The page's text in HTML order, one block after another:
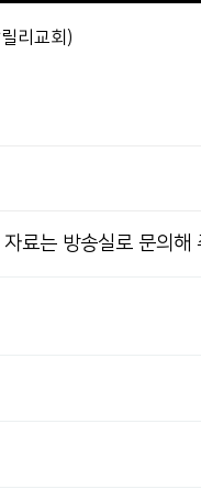
리교회)
료는 방송실로 문의해